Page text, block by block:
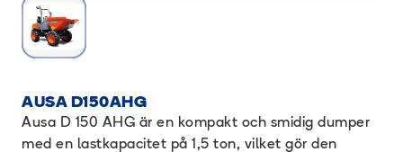
AUSA D150AHG
Ausa D 150 AHG är en kompakt och smidig dumper
med en lastkapacitet på 1,5 ton, vilket gör den